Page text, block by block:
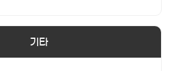
기타